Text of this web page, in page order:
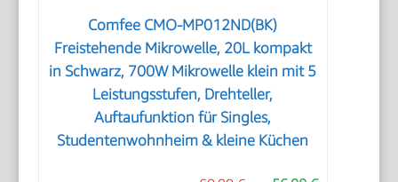
Comfee CMO-MP012ND(BK)
Freistehende Mikrowelle, 20L kompakt
in Schwarz, 700W Mikrowelle klein mit 5
Leistungsstufen, Drehteller,
Auftaufunktion für Singles,
Studentenwohnheim & kleine Küchen